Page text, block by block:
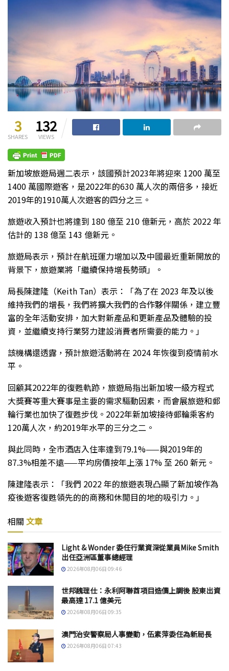
3
SHARES
132
VIEWS
新加坡旅遊局週二表示，該國預計2023年將迎來 1200 萬至
1400 萬國際遊客，是2022年的630 萬人次的兩倍多，接近
2019年的1910萬人次遊客的四分之三。
旅遊收入預計也將達到 180 億至 210 億新元，高於 2022 年
估計的 138 億至 143 億新元。
旅遊局表示，預計在航班運力增加以及中國最近重新開放的
背景下，旅遊業將「繼續保持增長勢頭」。
局長陳建隆（Keith Tan）表示：「為了在 2023 年及以後
維持我們的增長，我們將擴大我們的合作夥伴關係，建立豐
富的全年活動安排，加大對新產品和更新產品及體驗的投
資，並繼續支持行業努力建設消費者所需要的能力。」
該機構還透露，預計旅遊活動將在 2024 年恢復到疫情前水
平。
回顧其2022年的復甦軌跡，旅遊局指出新加坡一級方程式
大獎賽等重大賽事是主要的需求驅動因素，而會展旅遊和郵
輪行業也加快了復甦步伐。2022年新加坡接待郵輪乘客約
120萬人次，約2019年水平的三分之二。
與此同時，全市酒店入住率達到79.1%——與2019年的
87.3%相差不遠——平均房價按年上漲 17% 至 260 新元。
陳建隆表示：「我們 2022 年的旅遊表現凸顯了新加坡作為
疫後遊客復甦領先的的商務和休閒目的地的吸引力。」
相關 文章
Light & Wonder 委任行業資深從業員Mike Smith
出任亞洲區董事總經理
2026年08月06日 09:46
世邦魏理仕：永利阿聯酋項目造價上調後 股東出資
最高達 17.1 億美元
2026年08月06日 09:35
澳門治安警察局人事變動，伍素萍委任為新局長
2026年08月06日 07:43